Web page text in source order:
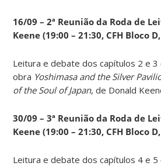
16/09 – 2ª Reunião da Roda de
Keene (19:00 – 21:30, CFH Bloco
Leitura e debate dos capítulos 2 e 3
obra Yoshimasa and the Silver
of the Soul of Japan, de Donald
30/09 – 3ª Reunião da Roda de
Keene (19:00 – 21:30, CFH Bloco
Leitura e debate dos capítulos 4 e 5